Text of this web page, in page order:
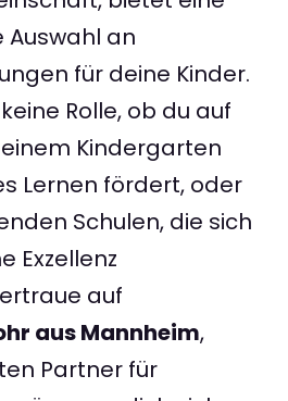
an
für deine Kinder.
Rolle, ob du auf
Kindergarten
Lernen fördert, oder
Schulen, die sich
Exzellenz
auf
aus Mannheim,
Partner für